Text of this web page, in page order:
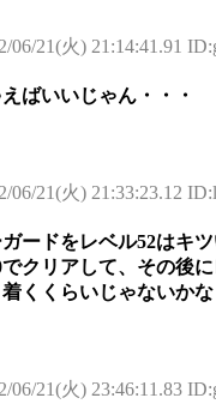
06/21(火) 21:14:41.91
ばいいじゃん・・・
06/21(火) 21:33:23.12
ードをレベル52はキ
クリアして、その後
くくらいじゃないかな
06/21(火) 23:46:11.83